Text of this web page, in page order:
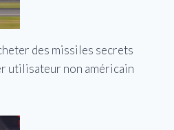
des missiles secrets
utilisateur non américain